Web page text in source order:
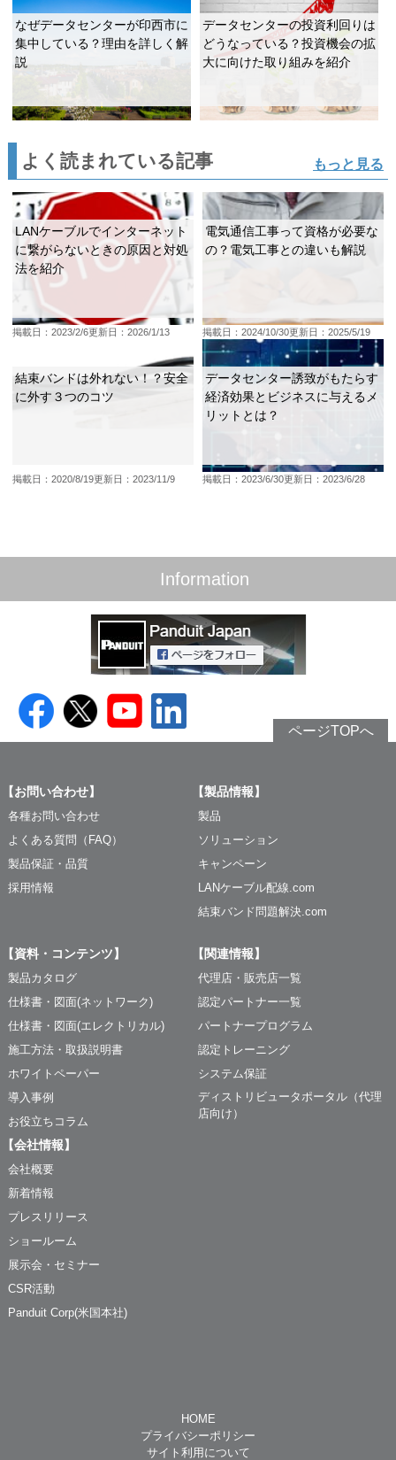
なぜデータセンターが印西市に
集中している？理由を詳しく解
説
データセンターの投資利回りは
どうなっている？投資機会の拡
大に向けた取り組みを紹介
よく読まれている記事 もっと見る
LANケーブルでインターネット
に繋がらないときの原因と対処
法を紹介
掲載日：2023/2/6更新日：2026/1/13
電気通信工事って資格が必要な
の？電気工事との違いも解説
掲載日：2024/10/30更新日：2025/5/19
結束バンドは外れない！？安全
に外す３つのコツ
掲載日：2020/8/19更新日：2023/11/9
データセンター誘致がもたらす
経済効果とビジネスに与えるメ
リットとは？
掲載日：2023/6/30更新日：2023/6/28
Information
ページTOPへ
【お問い合わせ】
各種お問い合わせ
よくある質問（FAQ）
製品保証・品質
採用情報
【製品情報】
製品
ソリューション
キャンペーン
LANケーブル配線.com
結束バンド問題解決.com
【資料・コンテンツ】
製品カタログ
仕様書・図面(ネットワーク)
仕様書・図面(エレクトリカル)
施工方法・取扱説明書
ホワイトペーパー
導入事例
お役立ちコラム
【関連情報】
代理店・販売店一覧
認定パートナー一覧
パートナープログラム
認定トレーニング
システム保証
ディストリビュータポータル（代理
店向け）
【会社情報】
会社概要
新着情報
プレスリリース
ショールーム
展示会・セミナー
CSR活動
Panduit Corp(米国本社)
HOME
プライバシーポリシー
サイト利用について